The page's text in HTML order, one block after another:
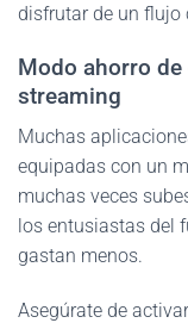
disfrutar de un flujo
Modo ahorro
streaming
Muchas
equipadas con un
muchas veces
los entusiastas del
gastan menos.
Asegúrate de